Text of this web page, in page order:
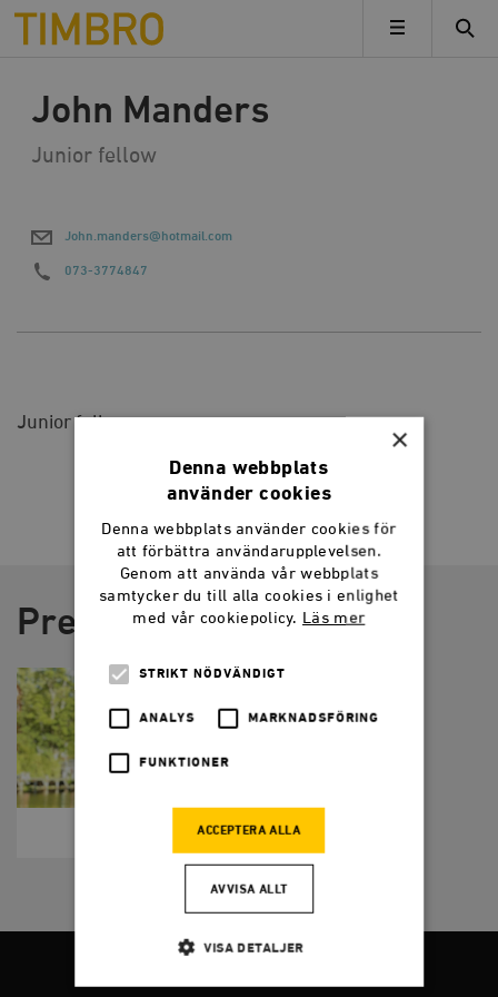
Timbro
MENY
John Manders
Junior fellow
John.manders@hotmail.com
073-3774847
Junior fellow.
Pressbilder
×
Denna webbplats
använder cookies
Denna webbplats använder cookies för
att förbättra användarupplevelsen.
Genom att använda vår webbplats
samtycker du till alla cookies i enlighet
med vår cookiepolicy. Läs mer
STRIKT NÖDVÄNDIGT
ANALYS MARKNADSFÖRING
FUNKTIONER
ACCEPTERA ALLA
AVVISA ALLT
VISA DETALJER